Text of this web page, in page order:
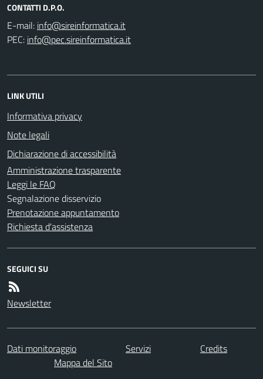
CONTATTI D.P.O.
E-mail:
PEC:
LINK UTILI
Informativa privacy
Note legali
Dichiarazione di accessibilità
Amministrazione trasparente
Leggi le FAQ
Segnalazione disservizio
Prenotazione appuntamento
Richiesta d'assistenza
SEGUICI SU
Newsletter
Dati monitoraggio Servizi
Credits
Mappa del Sito